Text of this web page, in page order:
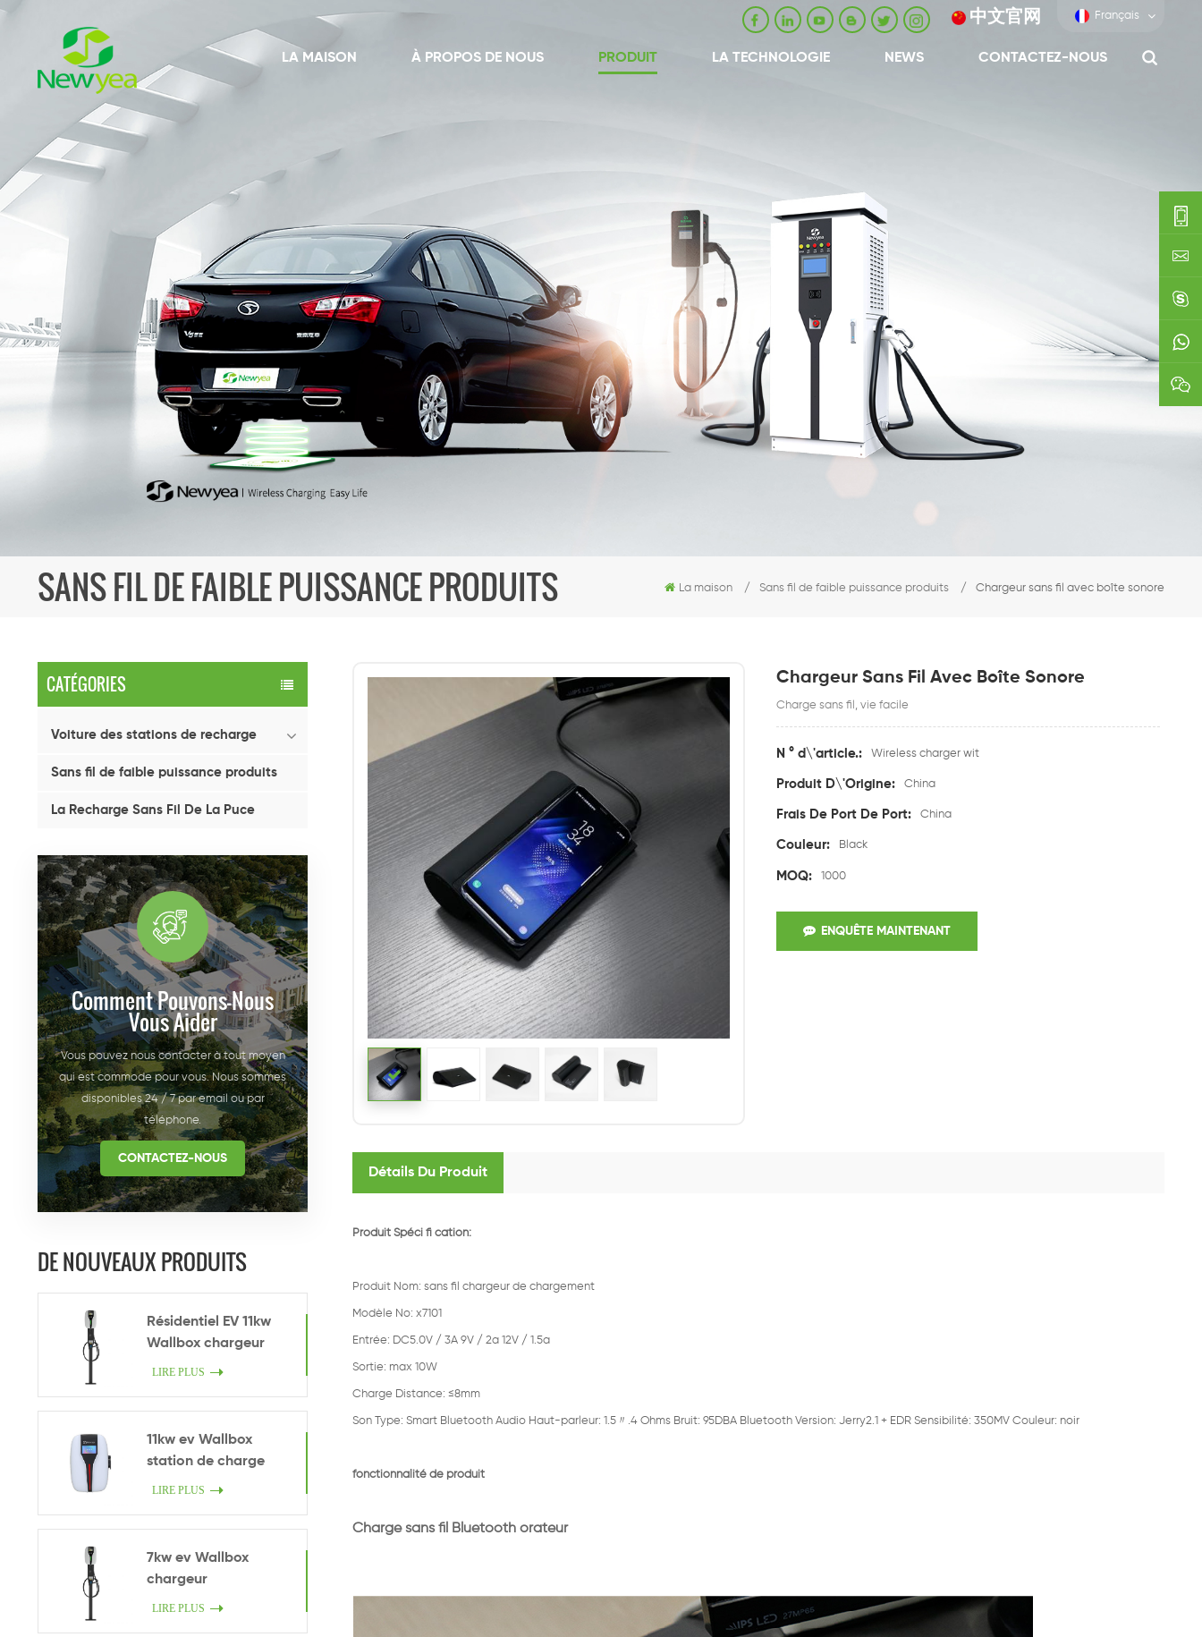
中文官网 Français
LA MAISON À PROPOS DE NOUS PRODUIT LA TECHNOLOGIE NEWS CONTACTEZ-NOUS
SANS FIL DE FAIBLE PUISSANCE PRODUITS La maison / Sans fil de faible puissance produits / Chargeur sans fil avec boîte sonore
CATÉGORIES
Voiture des stations de recharge
Sans fil de faible puissance produits
La Recharge Sans Fil De La Puce
Comment Pouvons-Nous
Vous Aider
Vous pouvez nous contacter à tout moyen
qui est commode pour vous. Nous sommes
disponibles 24 / 7 par email ou par
téléphone.
CONTACTEZ-NOUS
DE NOUVEAUX PRODUITS
Résidentiel EV 11kw
Wallbox chargeur
LIRE PLUS
11kw ev Wallbox
station de charge
LIRE PLUS
7kw ev Wallbox
chargeur
LIRE PLUS
Chargeur Sans Fil Avec Boîte Sonore
Charge sans fil, vie facile
N ° d\'article.: Wireless charger wit
Produit D\'Origine: China
Frais De Port De Port: China
Couleur: Black
MOQ: 1000
ENQUÊTE MAINTENANT
Détails Du Produit
Produit Spéci fi cation:
Produit Nom: sans fil chargeur de chargement
Modèle No: x7101
Entrée: DC5.0V / 3A 9V / 2a 12V / 1.5a
Sortie: max 10W
Charge Distance: ≤8mm
Son Type: Smart Bluetooth Audio Haut-parleur: 1.5〃.4 Ohms Bruit: 95DBA Bluetooth Version: Jerry2.1 + EDR Sensibilité: 350MV Couleur: noir
fonctionnalité de produit
Charge sans fil Bluetooth orateur
0086-
0592-